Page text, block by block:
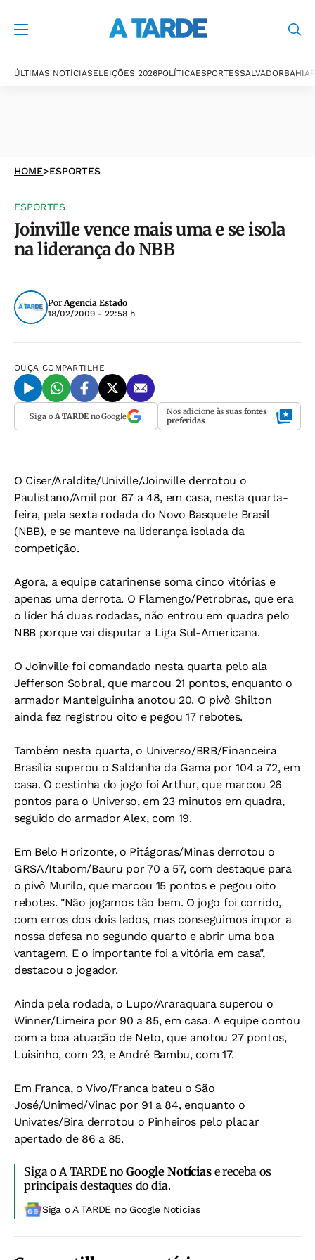
ÚLTIMAS NOTÍCIASELEIÇÕES 2026POLÍTICAESPORTESSALVADORBAHIA
HOME>ESPORTES
ESPORTES
Joinville vence mais uma e se isola
na liderança do NBB
PorAgencia Estado
18/02/2009 - 22:58 h
OUÇA COMPARTILHE
Siga o A TARDEno Google Nos adicione às suas fontes
preferidas
O Ciser/Araldite/Univille/Joinville derrotou o
Paulistano/Amil por 67 a 48, em casa, nesta quarta-
feira, pela sexta rodada do Novo Basquete Brasil
(NBB), e se manteve na liderança isolada da
competição.
Agora, a equipe catarinense soma cinco vitórias e
apenas uma derrota. O Flamengo/Petrobras, que era
o líder há duas rodadas, não entrou em quadra pelo
NBB porque vai disputar a Liga Sul-Americana.
O Joinville foi comandado nesta quarta pelo ala
Jefferson Sobral, que marcou 21 pontos, enquanto o
armador Manteiguinha anotou 20. O pivô Shilton
ainda fez registrou oito e pegou 17 rebotes.
Também nesta quarta, o Universo/BRB/Financeira
Brasília superou o Saldanha da Gama por 104 a 72, em
casa. O cestinha do jogo foi Arthur, que marcou 26
pontos para o Universo, em 23 minutos em quadra,
seguido do armador Alex, com 19.
Em Belo Horizonte, o Pitágoras/Minas derrotou o
GRSA/Itabom/Bauru por 70 a 57, com destaque para
o pivô Murilo, que marcou 15 pontos e pegou oito
rebotes. "Não jogamos tão bem. O jogo foi corrido,
com erros dos dois lados, mas conseguimos impor a
nossa defesa no segundo quarto e abrir uma boa
vantagem. E o importante foi a vitória em casa",
destacou o jogador.
Ainda pela rodada, o Lupo/Araraquara superou o
Winner/Limeira por 90 a 85, em casa. A equipe contou
com a boa atuação de Neto, que anotou 27 pontos,
Luisinho, com 23, e André Bambu, com 17.
Em Franca, o Vivo/Franca bateu o São
José/Unimed/Vinac por 91 a 84, enquanto o
Univates/Bira derrotou o Pinheiros pelo placar
apertado de 86 a 85.
Siga o A TARDE noGoogle Notíciase receba os
principais destaques do dia.
Siga o A TARDE no Google Noticias